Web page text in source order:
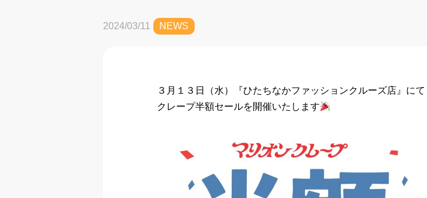
2024/03/11 NEWS
３月１３日（水）『ひたちなかファッションクルーズ店』にて
クレープ半額セールを開催いたします